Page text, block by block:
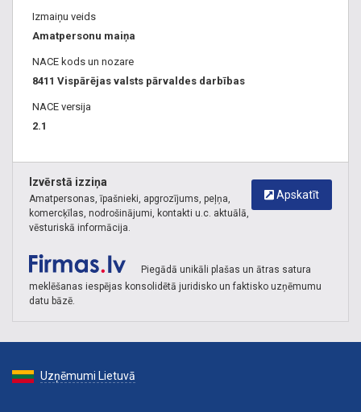
Izmaiņu veids
Amatpersonu maiņa
NACE kods un nozare
8411 Vispārējas valsts pārvaldes darbības
NACE versija
2.1
Apskatīt
Izvērstā izziņa
Amatpersonas, īpašnieki, apgrozījums, peļņa,
komercķīlas, nodrošinājumi, kontakti u.c. aktuālā,
vēsturiskā informācija.
Piegādā unikāli plašas un ātras satura
meklēšanas iespējas konsolidētā juridisko un faktisko uzņēmumu
datu bāzē.
Uzņēmumi Lietuvā